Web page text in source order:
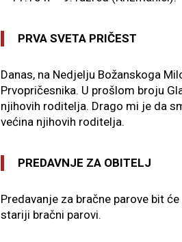
PRVA SVETA PRIČEST
Danas, na Nedjelju Božanskoga
Prvopričesnika. U prošlom broju
njihovih roditelja. Drago mi je da
većina njihovih roditelja.
PREDAVNJE ZA OBITELJ
Predavanje za bračne parove bit
stariji bračni parovi.